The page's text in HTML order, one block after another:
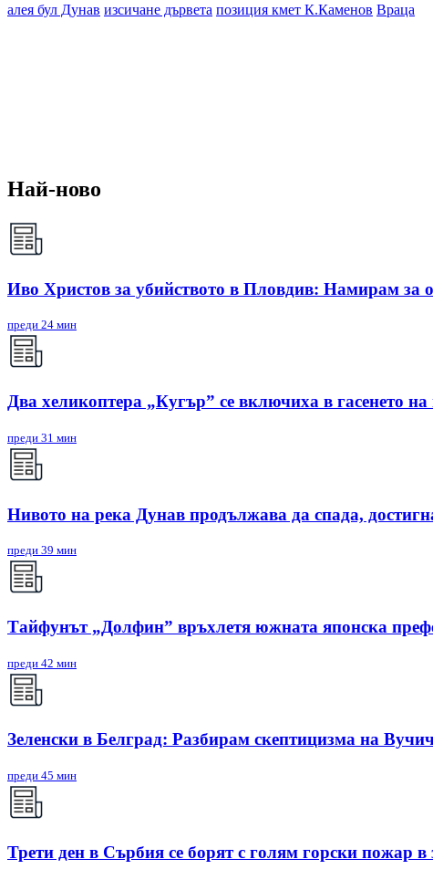
алея бул Дунав изсичане дървета позиция кмет К.Каменов Враца
Най-ново
Иво Христов за убийството в Пловдив: Намирам за
преди 24 мин
Два хеликоптера „Кугър” се включиха в гасенето
преди 31 мин
Нивото на река Дунав продължава да спада,
преди 39 мин
Тайфунът „Долфин” връхлетя южната японска
преди 42 мин
Зеленски в Белград: Разбирам скептицизма на
преди 45 мин
Трети ден в Сърбия се борят с голям горски пожар